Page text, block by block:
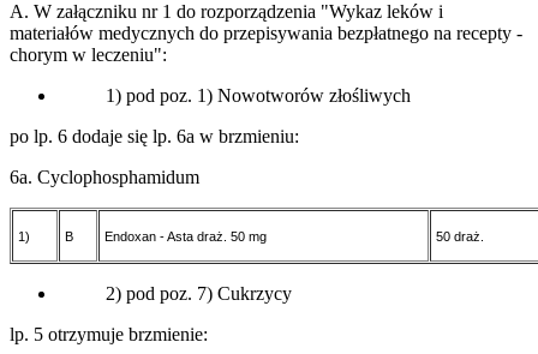
A. W załączniku nr 1 do rozporządzenia "Wykaz leków i
materiałów medycznych do przepisywania bezpłatnego na recepty -
chorym w leczeniu":
1) pod poz. 1) Nowotworów złośliwych
po lp. 6 dodaje się lp. 6a w brzmieniu:
6a. Cyclophosphamidum
1) B Endoxan - Asta draż. 50 mg 50 draż.
2) pod poz. 7) Cukrzycy
lp. 5 otrzymuje brzmienie: